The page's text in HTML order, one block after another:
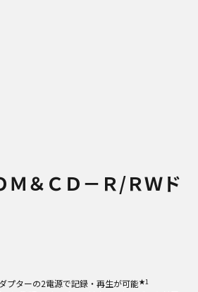
Ｍ＆ＣＤ－Ｒ/ＲＷド
プターの2電源で記録・再生が可能★1